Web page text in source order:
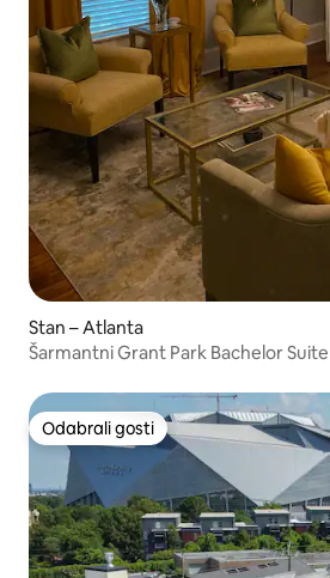
Stan – Atlanta
Šarmantni Grant Park Bachelor Suite
Odabrali gosti
Odabrali gosti